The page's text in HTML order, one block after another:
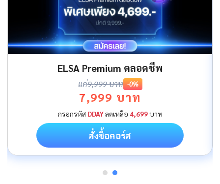
ELSA Premium ตลอดชีพ
แค่9,999 บาท -0%
7,999 บาท
กรอกรหัส DDAYลดเหลือ 4,699บาท
สั่งซื้อคอร์ส